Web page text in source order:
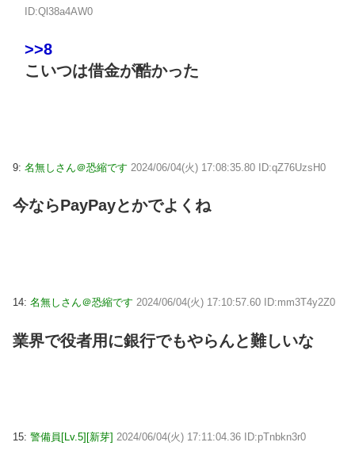
ID:Ql38a4AW0
>>8
こいつは借金が酷かった
9: 名無しさん＠恐縮です 2024/06/04(火) 17:08:35.80 ID:qZ76UzsH0
今ならPayPayとかでよくね
14: 名無しさん＠恐縮です 2024/06/04(火) 17:10:57.60 ID:mm3T4y2Z0
業界で役者用に銀行でもやらんと難しいな
15: 警備員[Lv.5][新芽] 2024/06/04(火) 17:11:04.36 ID:pTnbkn3r0